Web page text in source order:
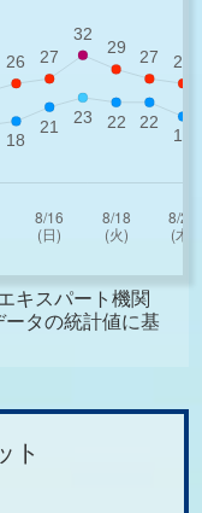
キスパート機関
タの統計値に基
ト